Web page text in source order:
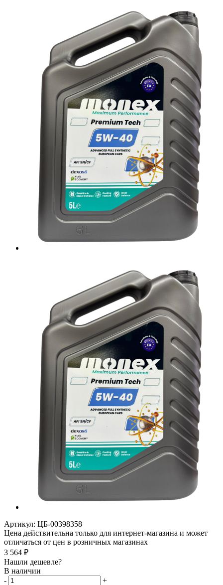
Артикул: ЦБ-00398358
Цена действительна только для интернет-магазина и может
отличаться от цен в розничных магазинах
3 564 ₽
Нашли дешевле?
В наличии
-
+